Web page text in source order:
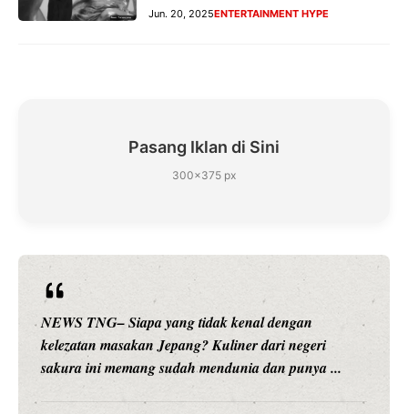
Jun. 20, 2025ENTERTAINMENT HYPE
Pasang Iklan di Sini
300×375 px
NEWS TNG– Siapa yang tidak kenal dengan
kelezatan masakan Jepang? Kuliner dari negeri
sakura ini memang sudah mendunia dan punya ...